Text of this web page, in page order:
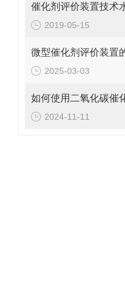
2019-05-15
2025-03-03
2024-11-11